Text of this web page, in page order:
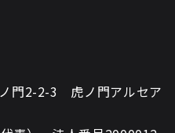
門2-2-3 虎ノ門アルセア